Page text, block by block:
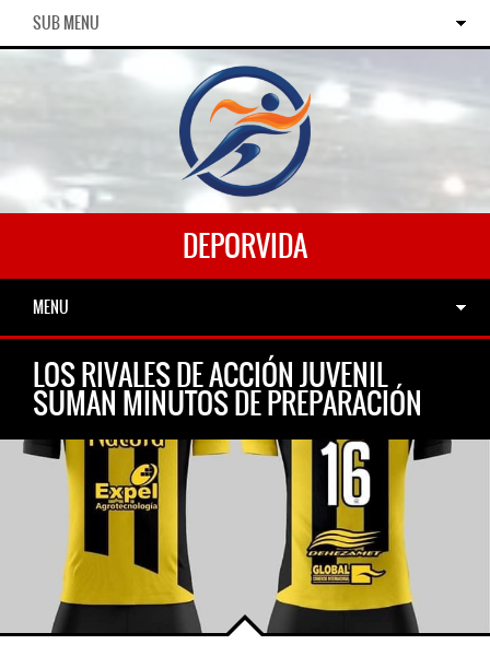
SUB MENU
DEPORVIDA
MENU
LOS RIVALES DE ACCIÓN JUVENIL
SUMAN MINUTOS DE PREPARACIÓN